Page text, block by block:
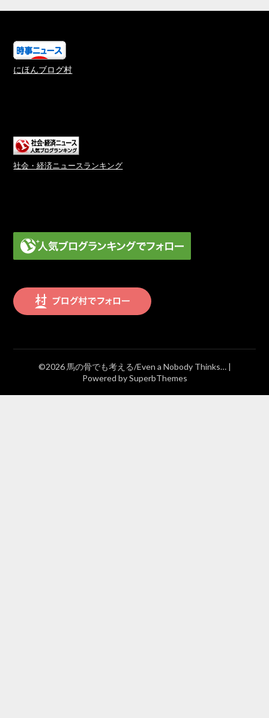
にほんブログ村
社会・経済ニュースランキング
©2026 馬の骨でも考える/Even a Nobody Thinks… |
Powered bySuperbThemes